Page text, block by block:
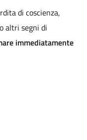
di coscienza,
altri segni di
immediatamente